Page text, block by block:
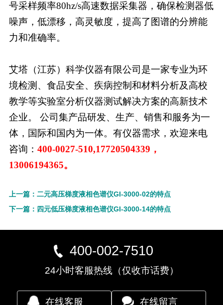
号采样频率80hz/s高速数据采集器，确保检测器低
噪声，低漂移，高灵敏度，提高了图谱的分辨能
力和准确率。
艾塔（江苏）科学仪器有限公司是一家专业为环
境检测、食品安全、疾病控制和材料分析及高校
教学等实验室分析仪器测试解决方案的高新技术
企业。 公司集产品研发、生产、销售和服务为一
体，国际和国内为一体。有仪器需求，欢迎来电
咨询： 400-0027-510,17720504339，
13006194365。
上一篇：二元高压梯度液相色谱仪GI-3000-02的特点
下一篇：四元低压梯度液相色谱仪GI-3000-14的特点
400-002-7510
24小时客服热线（仅收市话费）
在线客服 在线留言